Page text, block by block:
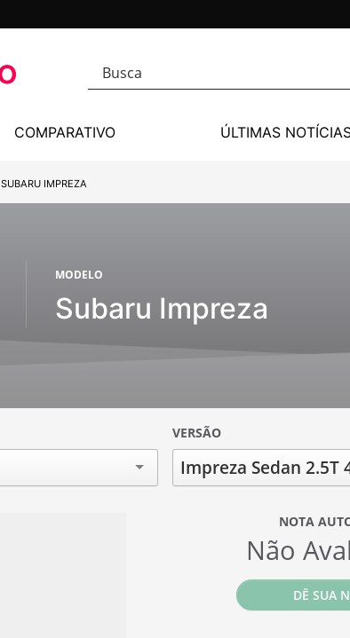
COMPARATIVO ÚLTIMAS
SUBARU IMPREZA
MODELO
Subaru Impreza
VERSÃO
Impreza Sedan 2.5T
NOTA
Não
DÊ SUA